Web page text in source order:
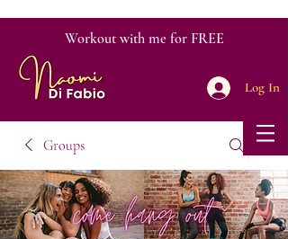
Workout with me for FREE
Log In
Groups